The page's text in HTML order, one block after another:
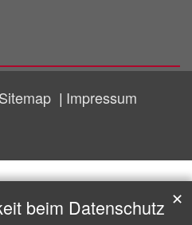
Sitemap
Impressum
beim Datenschutz ✕